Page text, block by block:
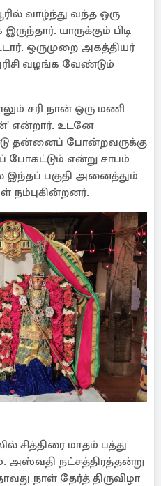
வாழ்ந்து வந்த ஒரு
யாருக்கும் பிடி
ஒருமுறை அகத்தியர்
வழங்க வேண்டும்
சரி நான் ஒரு மணி
என்றார். உடனே
தன்னைப் போன்றவருக்கு
போகட்டும் என்று சாபம்
இந்தப் பகுதி அனைத்தும்
நம்புகின்றனர்.
சித்திரை மாதம் பத்து
அஸ்வதி நட்சத்திரத்தன்று
நாள் தேர்த் திருவிழா